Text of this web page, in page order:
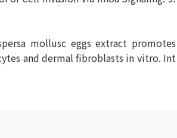
mollusc eggs extract promotes
and dermal fibroblasts in vitro. Int